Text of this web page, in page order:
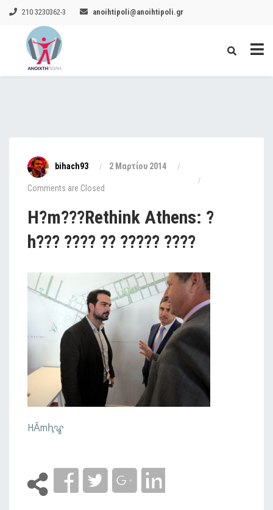
210 3230362-3 anoihtipoli@anoihtipoli.gr
bihach93 2 Μαρτίου 2014
Comments are Closed
H?m???Rethink Athens: ?
h??? ???? ?? ????? ????
HǍmԧꨥ